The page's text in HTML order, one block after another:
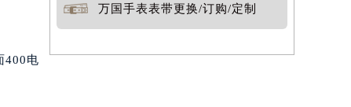
400电
万国手表表带更换/订购/定制